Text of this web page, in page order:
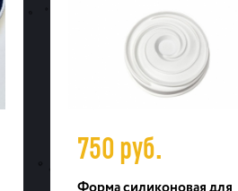
750руб.